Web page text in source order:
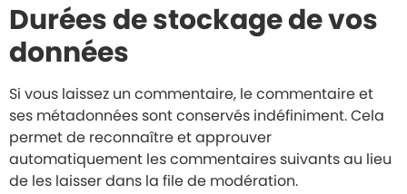
Durées de stockage de vos
données
Si vous laissez un commentaire, le commentaire et
ses métadonnées sont conservés indéfiniment. Cela
permet de reconnaître et approuver
automatiquement les commentaires suivants au lieu
de les laisser dans la file de modération.